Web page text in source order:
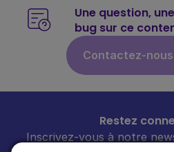
Une question,
bug sur ce
Contactez-
Restez
Inscrivez-vous à notre